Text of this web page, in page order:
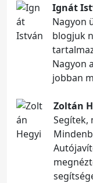
Ignát
Nagyon
blogjuk
Nagyon
jobban
Zoltán
Segítek,